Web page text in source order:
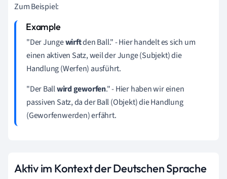
Zum Beispiel:
"Der Jungewirftden Ball." - Hier handelt es sich um
einen aktiven Satz, weil der Junge (Subjekt) die
Handlung (Werfen) ausführt.
"Der Ballwird geworfen." - Hier haben wir einen
passiven Satz, da der Ball (Objekt) die Handlung
(Geworfenwerden) erfährt.
Aktiv im Kontext der Deutschen Sprache